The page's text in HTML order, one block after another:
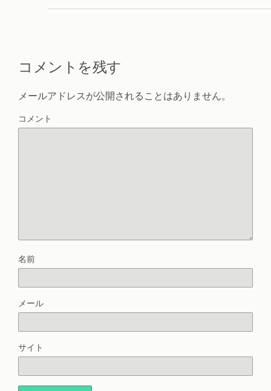
コメントを残す
メールアドレスが公開されることはありません。
コメント
名前
メール
サイト